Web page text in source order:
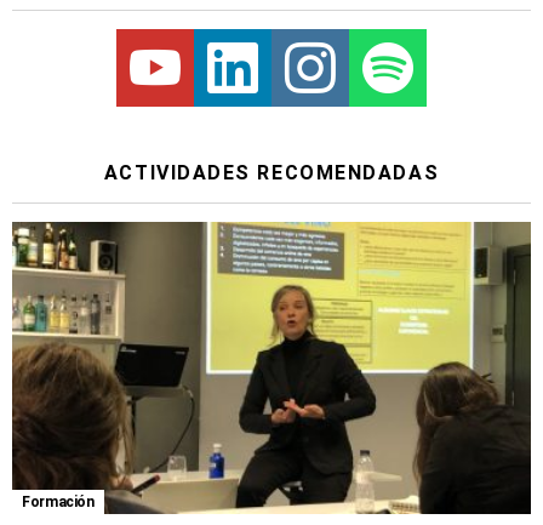
Youtube Linkedin Instagram Spotify
ACTIVIDADES RECOMENDADAS
Formación